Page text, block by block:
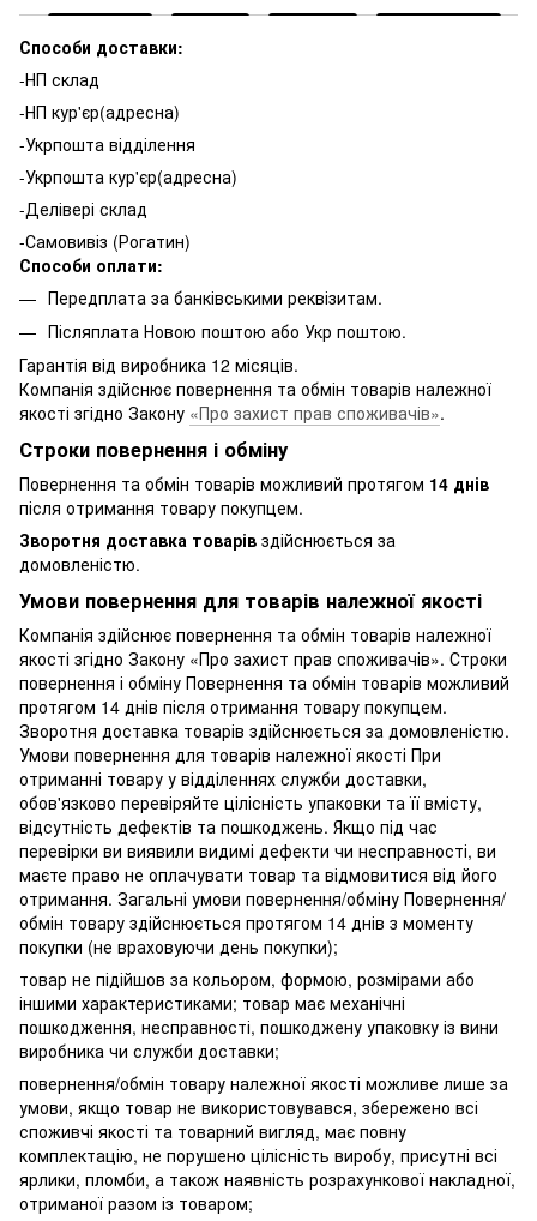
Способи доставки:
-НП склад
-НП кур'єр(адресна)
-Укрпошта відділення
-Укрпошта кур'єр(адресна)
-Делівері склад
-Самовивіз (Рогатин)
Способи оплати:
Передплата за банківськими реквізитам.
Післяплата Новою поштою або Укр поштою.
Гарантія від виробника 12 місяців.
Компанія здійснює повернення та обмін товарів належної
якості згідно Закону «Про захист прав споживачів».
Строки повернення і обміну
Повернення та обмін товарів можливий протягом 14 днів
після отримання товару покупцем.
Зворотня доставка товарів здійснюється за
домовленістю.
Умови повернення для товарів належної якості
Компанія здійснює повернення та обмін товарів належної
якості згідно Закону «Про захист прав споживачів». Строки
повернення і обміну Повернення та обмін товарів можливий
протягом 14 днів після отримання товару покупцем.
Зворотня доставка товарів здійснюється за домовленістю.
Умови повернення для товарів належної якості При
отриманні товару у відділеннях служби доставки,
обов'язково перевіряйте цілісність упаковки та її вмісту,
відсутність дефектів та пошкоджень. Якщо під час
перевірки ви виявили видимі дефекти чи несправності, ви
маєте право не оплачувати товар та відмовитися від його
отримання. Загальні умови повернення/обміну Повернення/
обмін товару здійснюється протягом 14 днів з моменту
покупки (не враховуючи день покупки);
товар не підійшов за кольором, формою, розмірами або
іншими характеристиками; товар має механічні
пошкодження, несправності, пошкоджену упаковку із вини
виробника чи служби доставки;
повернення/обмін товару належної якості можливе лише за
умови, якщо товар не використовувався, збережено всі
споживчі якості та товарний вигляд, має повну
комплектацію, не порушено цілісність виробу, присутні всі
ярлики, пломби, а також наявність розрахункової накладної,
отриманої разом із товаром;